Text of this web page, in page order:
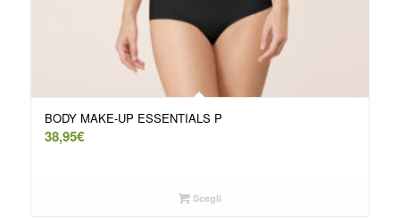
BODY MAKE-UP ESSENTIALS P
38,95€
Scegli